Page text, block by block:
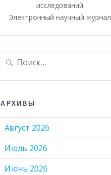
исследований
Электронный научный журнал
Найти:
АРХИВЫ
Август 2026
Июль 2026
Июнь 2026